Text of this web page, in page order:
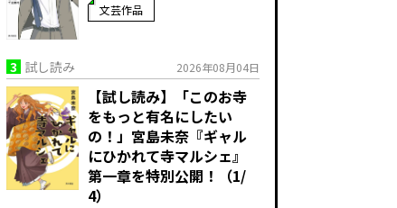
文芸作品
3 試し読み 2026年08月04日
【試し読み】「このお寺
をもっと有名にしたい
の！」宮島未奈『ギャル
にひかれて寺マルシェ』
第一章を特別公開！（1/
4）